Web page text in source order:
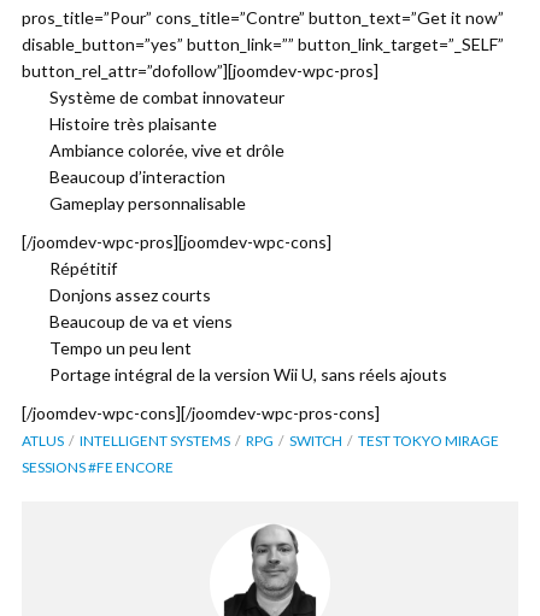
pros_title=”Pour” cons_title=”Contre” button_text=”Get it now”
disable_button=”yes” button_link=”” button_link_target=”_SELF”
button_rel_attr=”dofollow”][joomdev-wpc-pros]
Système de combat innovateur
Histoire très plaisante
Ambiance colorée, vive et drôle
Beaucoup d’interaction
Gameplay personnalisable
[/joomdev-wpc-pros][joomdev-wpc-cons]
Répétitif
Donjons assez courts
Beaucoup de va et viens
Tempo un peu lent
Portage intégral de la version Wii U, sans réels ajouts
[/joomdev-wpc-cons][/joomdev-wpc-pros-cons]
ATLUS INTELLIGENT SYSTEMS RPG SWITCH
TEST TOKYO MIRAGE
SESSIONS #FE ENCORE